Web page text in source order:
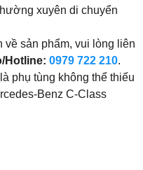
xuyên di chuyển
sản phẩm, vui lòng liên
Hotline: 0979 722 210.
phụ tùng không thể thiếu
Benz C-Class